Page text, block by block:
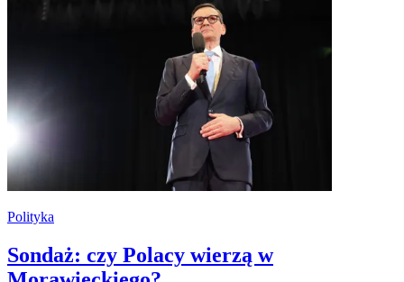
Polityka
Sondaż: czy Polacy wierzą w